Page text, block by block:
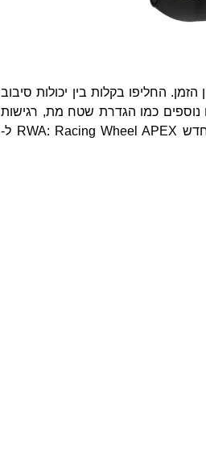
החליפו בקלות בין יכולות סיבוב
מאפיינים נוספים כמו הגדרת שטח מת, רגישות
הדוושות ועוד. חצו את קו הסיום עם ההגה החדש RWA: Racing Wheel APEX ל-